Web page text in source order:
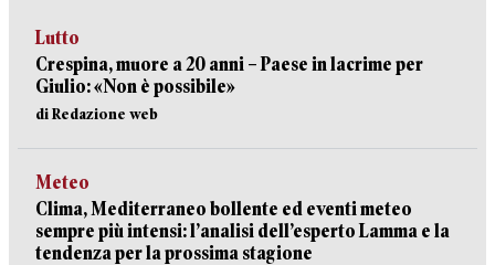
Lutto
Crespina, muore a 20 anni – Paese in lacrime per
Giulio: «Non è possibile»
di Redazione web
Meteo
Clima, Mediterraneo bollente ed eventi meteo
sempre più intensi: l’analisi dell’esperto Lamma e la
tendenza per la prossima stagione